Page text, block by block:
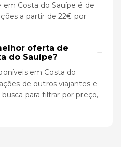
Costa do Sauípe é de
a partir de 22€ por
oferta de
do Sauípe?
−
em Costa do
de outros viajantes e
para filtrar por preço,